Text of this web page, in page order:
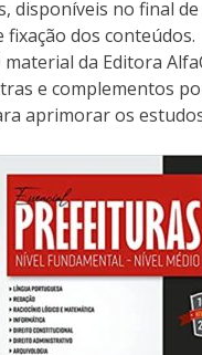
disponíveis no final
fixação dos conteúdos.
material da Editora
e complementos
aprimorar os